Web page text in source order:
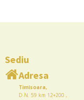
Sediu
Adresa
Timisoara,
D.N. 59 km 12+200 ,